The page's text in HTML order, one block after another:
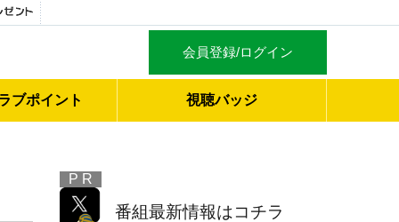
会員登録/ログイン
ブポイント 視聴バッジ
P R
番組最新情報はコチラ